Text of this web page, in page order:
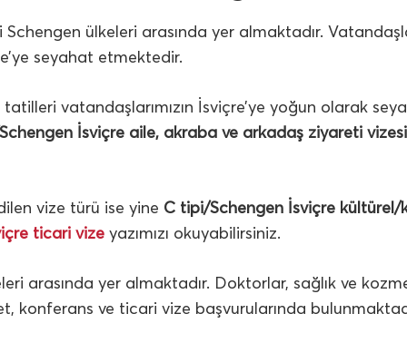
ülkeleri arasında yer almaktadır.
seyahat etmektedir.
vatandaşlarımızın İsviçre’ye yoğun olarak
İsviçre aile, akraba ve arkadaş ziyareti vizesi
vize türü ise yine C tipi/Schengen İsviçre kültürel/
ticari vize yazımızı okuyabilirsiniz.
arasında yer almaktadır. Doktorlar, sağlık ve
konferans ve ticari vize başvurularında